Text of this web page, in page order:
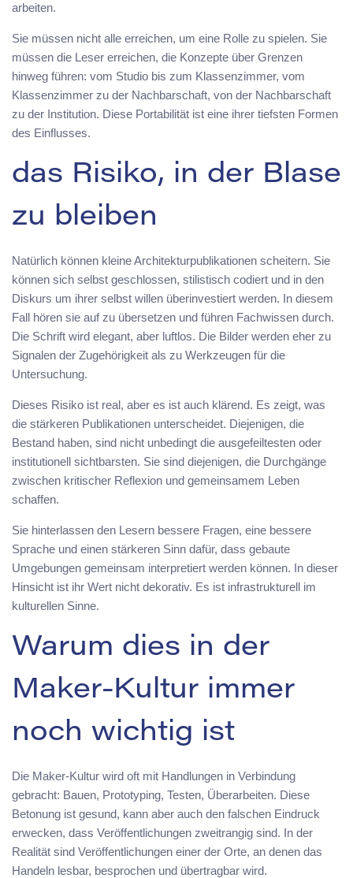
arbeiten.
Sie müssen nicht alle erreichen, um eine Rolle zu spielen. Sie
müssen die Leser erreichen, die Konzepte über Grenzen
hinweg führen: vom Studio bis zum Klassenzimmer, vom
Klassenzimmer zu der Nachbarschaft, von der Nachbarschaft
zu der Institution. Diese Portabilität ist eine ihrer tiefsten Formen
des Einflusses.
das Risiko, in der Blase
zu bleiben
Natürlich können kleine Architekturpublikationen scheitern. Sie
können sich selbst geschlossen, stilistisch codiert und in den
Diskurs um ihrer selbst willen überinvestiert werden. In diesem
Fall hören sie auf zu übersetzen und führen Fachwissen durch.
Die Schrift wird elegant, aber luftlos. Die Bilder werden eher zu
Signalen der Zugehörigkeit als zu Werkzeugen für die
Untersuchung.
Dieses Risiko ist real, aber es ist auch klärend. Es zeigt, was
die stärkeren Publikationen unterscheidet. Diejenigen, die
Bestand haben, sind nicht unbedingt die ausgefeiltesten oder
institutionell sichtbarsten. Sie sind diejenigen, die Durchgänge
zwischen kritischer Reflexion und gemeinsamem Leben
schaffen.
Sie hinterlassen den Lesern bessere Fragen, eine bessere
Sprache und einen stärkeren Sinn dafür, dass gebaute
Umgebungen gemeinsam interpretiert werden können. In dieser
Hinsicht ist ihr Wert nicht dekorativ. Es ist infrastrukturell im
kulturellen Sinne.
Warum dies in der
Maker-Kultur immer
noch wichtig ist
Die Maker-Kultur wird oft mit Handlungen in Verbindung
gebracht: Bauen, Prototyping, Testen, Überarbeiten. Diese
Betonung ist gesund, kann aber auch den falschen Eindruck
erwecken, dass Veröffentlichungen zweitrangig sind. In der
Realität sind Veröffentlichungen einer der Orte, an denen das
Handeln lesbar, besprochen und übertragbar wird.